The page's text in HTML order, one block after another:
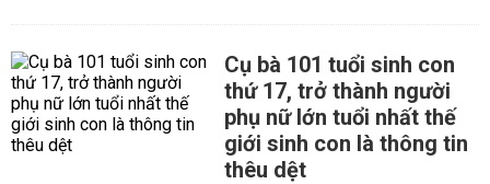
Cụ bà 101 tuổi sinh con
thứ 17, trở thành người
phụ nữ lớn tuổi nhất thế
giới sinh con là thông tin
thêu dệt